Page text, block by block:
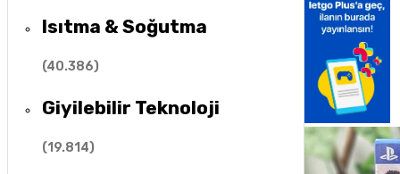
Isıtma & Soğutma
(40.386)
Giyilebilir Teknoloji
(19.814)